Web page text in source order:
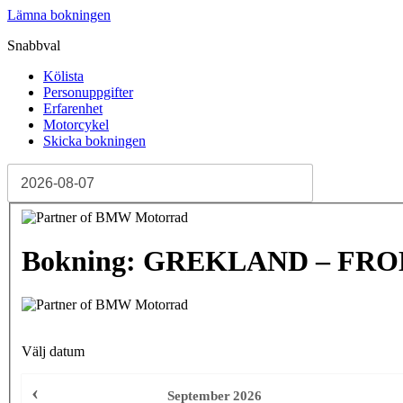
Lämna bokningen
Snabbval
Kölista
Personuppgifter
Erfarenhet
Motorcykel
Skicka bokningen
Bokning: GREKLAND –
Välj datum
‹ September 2026